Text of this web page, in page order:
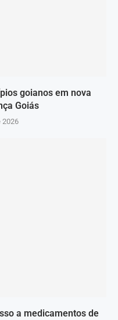
goianos em nova
Goiás
2026
a medicamentos de